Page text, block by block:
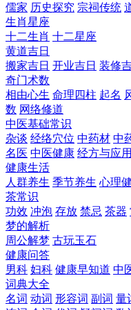
儒家 历史探究 宗祠传统
生肖星座
十二生肖 十二星座
黄道吉日
搬家吉日 开业吉日 装修
奇门术数
相由心生 命理四柱 起名
数 网络修道
中医基础常识
杂谈 经络穴位 中药材 中
名医 中医健康 经方与应用
健康生活
人群养生 季节养生 心理
茶常识
功效 冲泡 存放 禁忌 茶器
梦的解析
周公解梦 古玩玉石
健康问答
男科 妇科 健康早知道 中
词典大全
名词 动词 形容词 副词 量